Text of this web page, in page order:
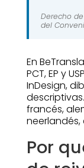
Derecho
del
En
PCT, EP y
InDesign,
francés,
Por